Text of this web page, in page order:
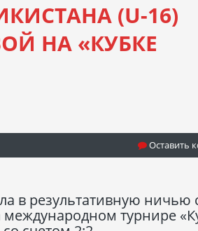
(U-16)
НА «КУБКЕ
Оставить
в результативную ничью
турнире